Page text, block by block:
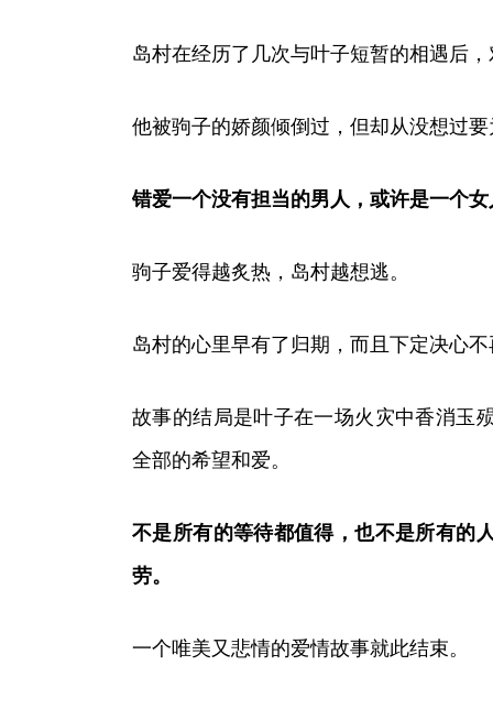
岛村在经历了几次与叶子短暂的相遇后
他被驹子的娇颜倾倒过，但却从没想过
错爱一个没有担当的男人，或许是一个
驹子爱得越炙热，岛村越想逃。
岛村的心里早有了归期，而且下定决心
故事的结局是叶子在一场火灾中香消玉
全部的希望和爱。
不是所有的等待都值得，也不是所有的
劳。
一个唯美又悲情的爱情故事就此结束。